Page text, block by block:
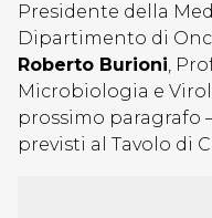
Presidente della
Dipartimento di
Roberto Burioni,
Microbiologia e
prossimo paragrafo
previsti al Tavolo di